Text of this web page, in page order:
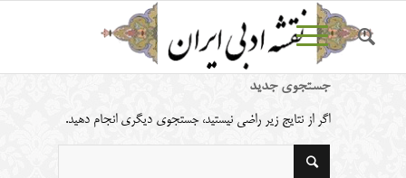
جستجوی جدید
اگر از نتایج زیر راضی نیستید، جستجوی دیگری انجام دهید.